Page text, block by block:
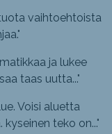
vaihtoehtoista
"
ja lukee
taas uutta..."
Voisi aluetta
teko on..."